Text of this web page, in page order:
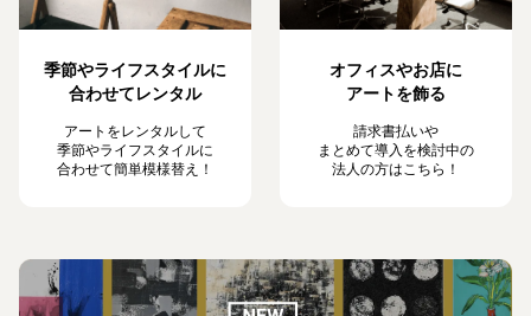
季節やライフスタイルに
合わせてレンタル
アートをレンタルして
季節やライフスタイルに
合わせて簡単模様替え！
オフィスやお店に
アートを飾る
請求書払いや
まとめて導入を検討中の
法人の方はこちら！